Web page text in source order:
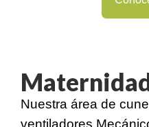
Nuestra área de
ventiladores